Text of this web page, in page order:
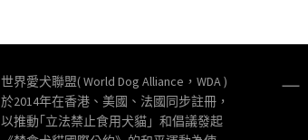
世界愛犬聯盟( World Dog Alliance，WDA )
於2014年在香港、美國、法國同步註冊，
以推動｢立法禁止食用犬貓」和倡議發起